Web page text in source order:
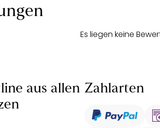
Es liegen keine
aus allen Zahlarten